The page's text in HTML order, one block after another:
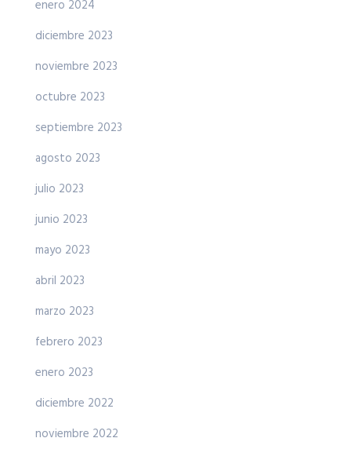
enero 2024
diciembre 2023
noviembre 2023
octubre 2023
septiembre 2023
agosto 2023
julio 2023
junio 2023
mayo 2023
abril 2023
marzo 2023
febrero 2023
enero 2023
diciembre 2022
noviembre 2022